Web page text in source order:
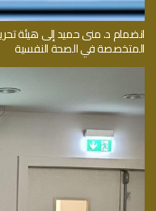
المتخصصة في الصحة النفسية